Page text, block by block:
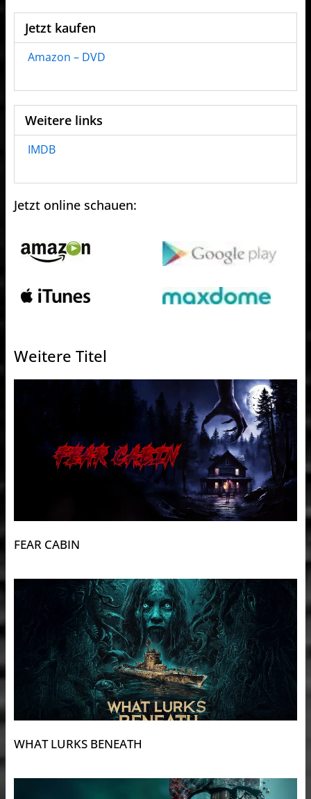
Jetzt kaufen
Amazon – DVD
Weitere links
IMDB
Jetzt online schauen:
Weitere Titel
FEAR CABIN
WHAT LURKS BENEATH